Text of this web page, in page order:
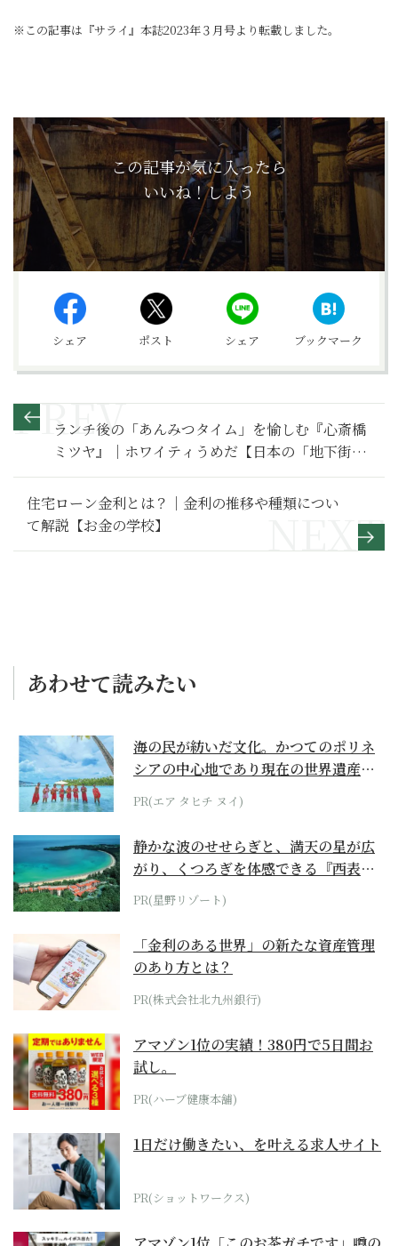
※この記事は『サライ』本誌2023年３月号より転載しました。
この記事が気に入ったら
いいね！しよう
シェア ポスト シェア ブックマーク
ランチ後の「あんみつタイム」を愉しむ『心斎橋
ミツヤ』｜ホワイティうめだ【日本の「地下街」
を歩く】
住宅ローン金利とは？｜金利の推移や種類につい
て解説【お金の学校】
あわせて読みたい
海の民が紡いだ文化。かつてのポリネ
シアの中心地であり現在の世界遺産か
らみえてくる...
PR(エア タヒチ ヌイ)
静かな波のせせらぎと、満天の星が広
がり、くつろぎを体感できる『西表島
ホテル by...
PR(星野リゾート)
「金利のある世界」の新たな資産管理
のあり方とは？
PR(株式会社北九州銀行)
アマゾン1位の実績！380円で5日間お
試し。
PR(ハーブ健康本舗)
1日だけ働きたい、を叶える求人サイト
PR(ショットワークス)